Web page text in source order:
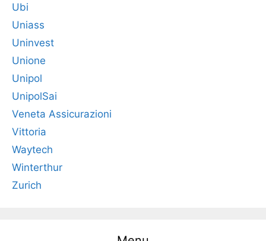
Ubi
Uniass
Uninvest
Unione
Unipol
UnipolSai
Veneta Assicurazioni
Vittoria
Waytech
Winterthur
Zurich